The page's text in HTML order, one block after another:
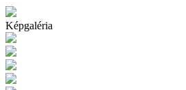
Képgaléria